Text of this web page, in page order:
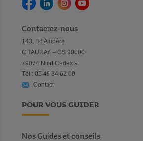
Contactez-nous
143, Bd Ampère
CHAURAY – CS 90000
79074 Niort Cedex 9
Tél : 05 49 34 62 00
Contact
POUR VOUS GUIDER
Nos Guides et conseils